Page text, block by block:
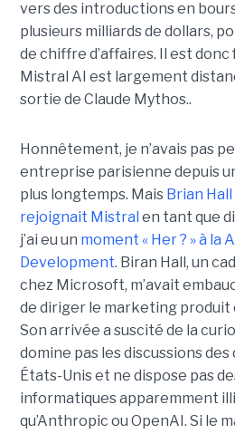
vers des introductions en
plusieurs milliards de dollars,
de chiffre d’affaires. Il est
Mistral AI est largement
sortie de Claude Mythos..
Honnêtement, je n’avais pas
entreprise parisienne depuis
plus longtemps. Mais Brian Hall
rejoignait Mistral en tant que
j’ai eu un moment « Her ? » à la
Development. Biran Hall, un
chez Microsoft, m’avait
de diriger le marketing produit
Son arrivée a suscité de la
domine pas les discussions
États-Unis et ne dispose pas
informatiques apparemment
qu’Anthropic ou OpenAI. Si le